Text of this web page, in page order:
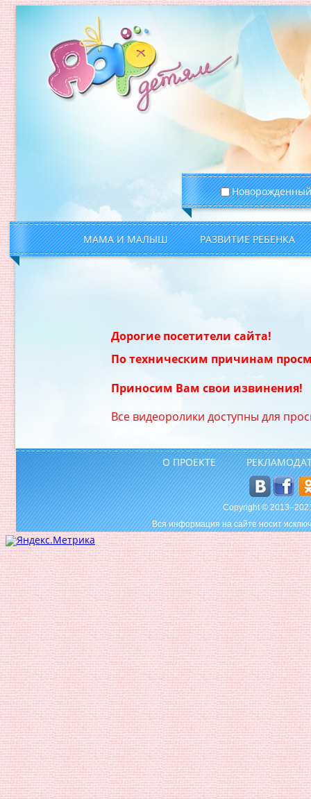
МАМА И МАЛЫШ РАЗВИТИЕ РЕБЕНКА
Дорогие посетители сайта!
По техническим причинам
Приносим Вам свои извинения!
Все видеоролики доступны для
О ПРОЕКТЕ
Copyright ©
Вся информация на сайте носит